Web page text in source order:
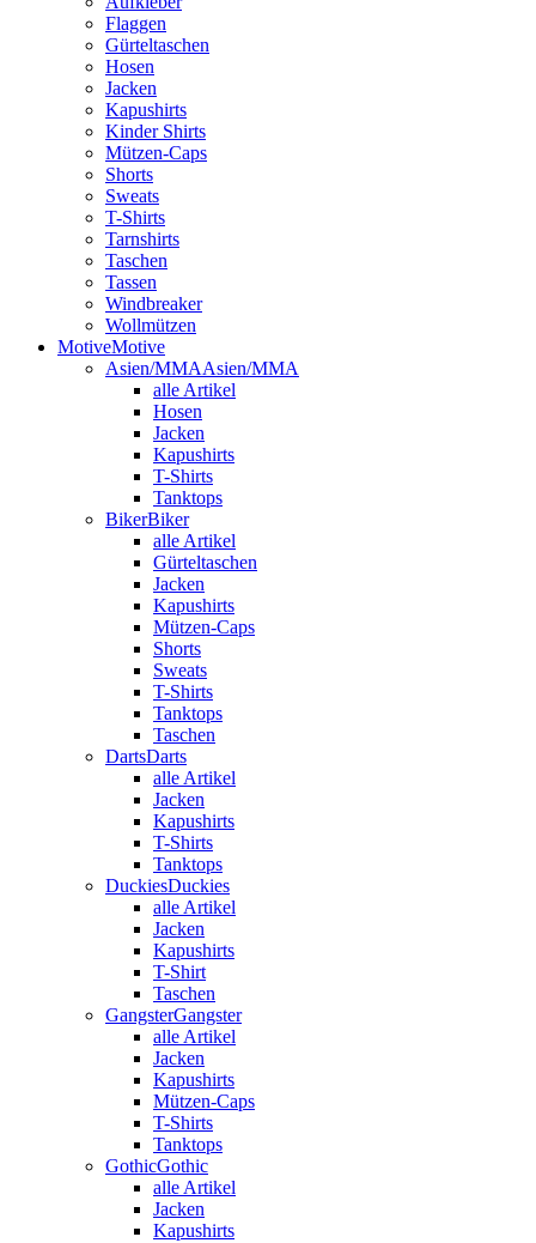
Flaggen
Gürteltaschen
Hosen
Jacken
Kapushirts
Kinder Shirts
Mützen-Caps
Shorts
Sweats
T-Shirts
Tarnshirts
Taschen
Tassen
Windbreaker
Wollmützen
MotiveMotive
Asien/MMAAsien/MMA
alle Artikel
Hosen
Jacken
Kapushirts
T-Shirts
Tanktops
BikerBiker
alle Artikel
Gürteltaschen
Jacken
Kapushirts
Mützen-Caps
Shorts
Sweats
T-Shirts
Tanktops
Taschen
DartsDarts
alle Artikel
Jacken
Kapushirts
T-Shirts
Tanktops
DuckiesDuckies
alle Artikel
Jacken
Kapushirts
T-Shirt
Taschen
GangsterGangster
alle Artikel
Jacken
Kapushirts
Mützen-Caps
T-Shirts
Tanktops
GothicGothic
alle Artikel
Jacken
Kapushirts